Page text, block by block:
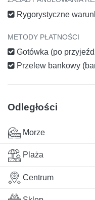
Rygorystyczne
METODY PŁATNOŚCI
Gotówka (po
Przelew bankowy
Odległości
Morze
Plaża
Centrum